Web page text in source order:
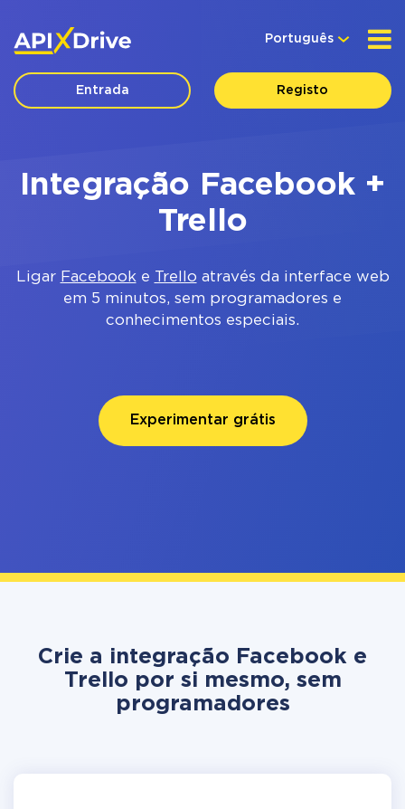
Português
Entrada Registo
Integração Facebook +
Trello
Ligar Facebooke Trello através da interface web
em 5 minutos, sem programadores e
conhecimentos especiais.
Experimentar grátis
Crie a integração Facebook e
Trello por si mesmo, sem
programadores